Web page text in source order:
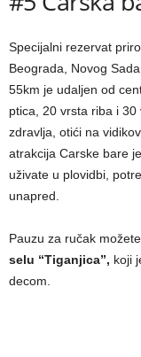
Specijalni rezervat
Beograda, Novog
55km je udaljen od
ptica, 20 vrsta riba i
zdravlja, otići na
atrakcija Carske bare
uživate u plovidbi,
unapred.
Pauzu za ručak
selu “Tiganjica”, koji
decom.